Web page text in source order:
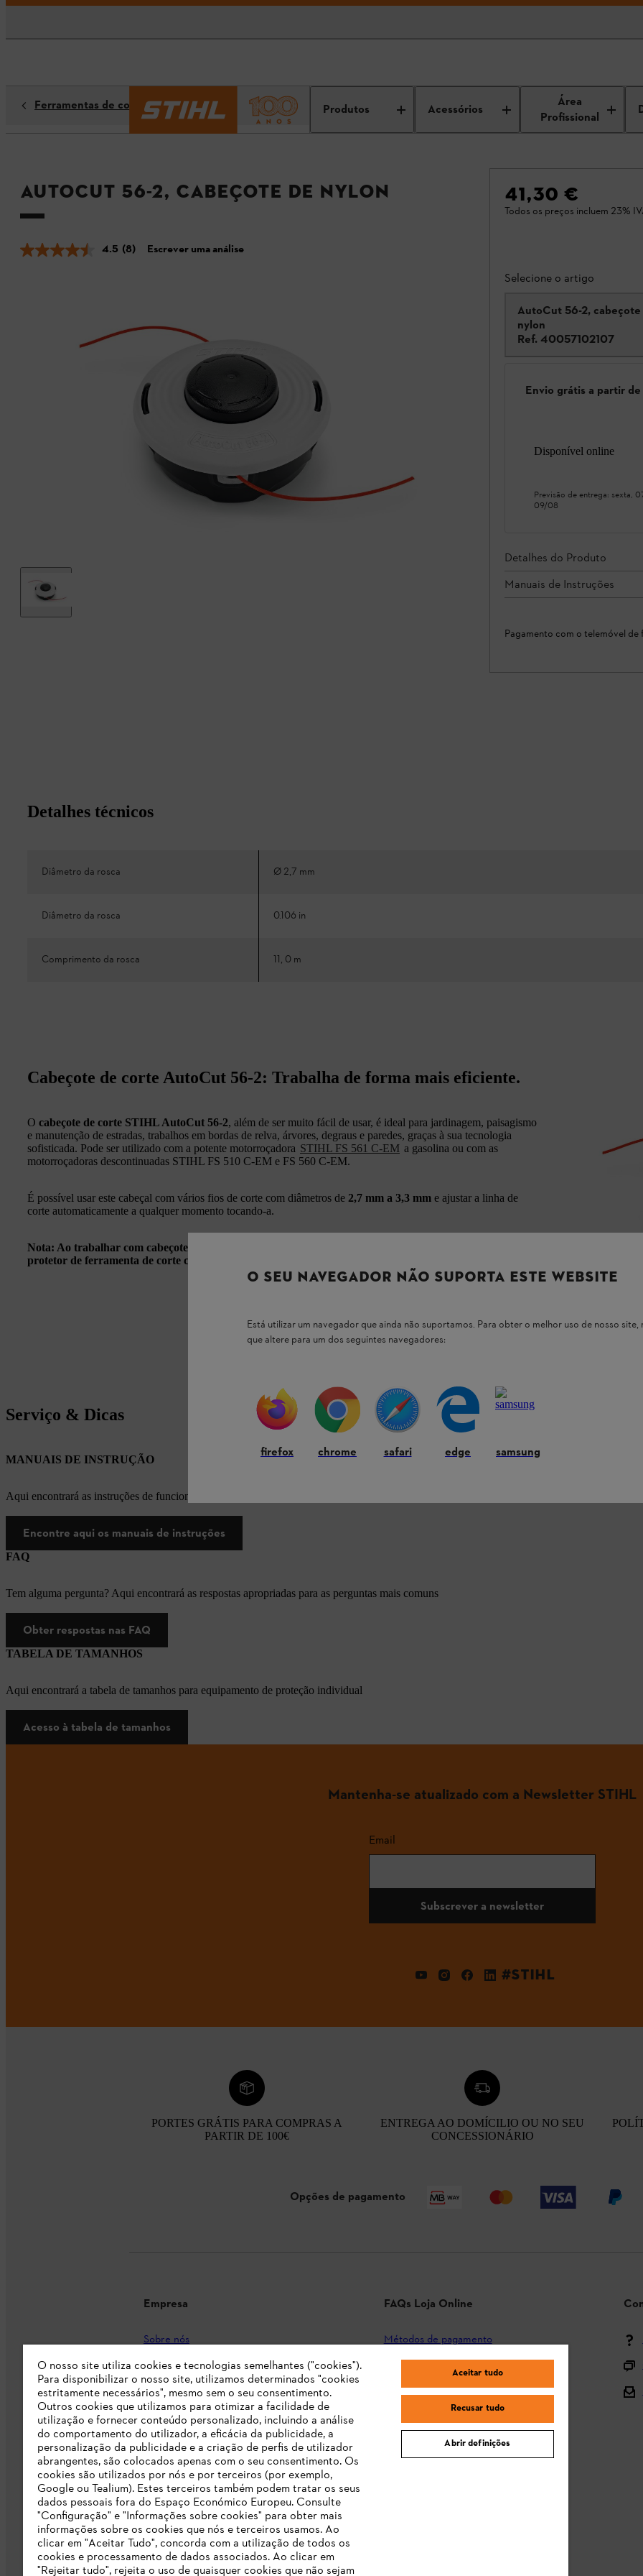
Produtos Acessórios
Área
Profissional
Ferramentas de corte
AutoCut 56-2, cabeçote de nylon
4.5 (8) Escrever uma análise
41,30 €
Todos os preços incluem 23%
Selecione o artigo
AutoCut 56-2, cabeçote
nylon
Ref. 40057102107
Envio grátis a partir
Disponível online
Previsão de entrega: sexta,
09/08
Detalhes do Produto
Manuais de Instruções
Pagamento com o telemóvel de
Detalhes técnicos
Diâmetro da rosca Ø 2,7 mm
Diâmetro da rosca 0.106 in
Comprimento da rosca 11, 0 m
Cabeçote de corte AutoCut 56-2: Trabalha de forma mais eficiente.
O cabeçote de corte STIHL AutoCut 56-2, além de ser muito fácil de usar, é ideal para jardinagem, paisagismo
e manutenção de estradas, trabalhos em bordas de relva, árvores, degraus e paredes, graças à sua tecnologia
sofisticada. Pode ser utilizado com a potente motorroçadora STIHL FS 561 C-EM a gasolina ou com as
motorroçadoras descontinuadas STIHL FS 510 C-EM e FS 560 C-EM.
É possível usar este cabeçal com vários fios de corte com diâmetros de 2,7 mm a 3,3 mm e ajustar a linha de
corte automaticamente a qualquer momento tocando-a.
Nota: Ao trabalhar com cabeçotes de corte STIHL, deves usar um protetor de corte especial ou um
protetor de ferramenta de corte compatível.
Serviço & Dicas
MANUAIS DE INSTRUÇÃO
Aqui encontrará as instruções de funcionamento apropriadas para os nossos produtos STIHL
Encontre aqui os manuais de instruções
FAQ
Tem alguma pergunta? Aqui encontrará as respostas apropriadas para as perguntas mais comuns
Obter respostas nas FAQ
TABELA DE TAMANHOS
Aqui encontrará a tabela de tamanhos para equipamento de proteção individual
Acesso à tabela de tamanhos
Mantenha-se atualizado com a Newsletter STIHL
Email
Subscrever a newsletter
#STIHL
PORTES GRÁTIS PARA COMPRAS A
PARTIR DE 100€
ENTREGA AO DOMÍCILIO OU NO SEU
CONCESSIONÁRIO
Opções de pagamento
Empresa
Sobre nós
Imprensa
Carreira
Responsabilidade
Linha Integridade STIHL
Informação para fornecedores
Livro de Reclamações
Declaração de acessibilidade
FAQs Loja Online
Métodos de pagamento
Envio e entrega
Devolução
STIHL Orange Deals
O SEU NAVEGADOR NÃO SUPORTA ESTE WEBSITE
Está utilizar um navegador que ainda não suportamos. Para obter o melhor uso de nosso site,
que altere para um dos seguintes navegadores:
firefox chrome safari edge samsung
O nosso site utiliza cookies e tecnologias semelhantes ("cookies").
Para disponibilizar o nosso site, utilizamos determinados "cookies
estritamente necessários", mesmo sem o seu consentimento.
Outros cookies que utilizamos para otimizar a facilidade de
utilização e fornecer conteúdo personalizado, incluindo a análise
do comportamento do utilizador, a eficácia da publicidade, a
personalização da publicidade e a criação de perfis de utilizador
abrangentes, são colocados apenas com o seu consentimento. Os
cookies são utilizados por nós e por terceiros (por exemplo,
Google ou Tealium). Estes terceiros também podem tratar os seus
dados pessoais fora do Espaço Económico Europeu. Consulte
"Configuração" e "Informações sobre cookies" para obter mais
informações sobre os cookies que nós e terceiros usamos. Ao
clicar em "Aceitar Tudo", concorda com a utilização de todos os
cookies e processamento de dados associados. Ao clicar em
"Rejeitar tudo", rejeita o uso de quaisquer cookies que não sejam
Aceitar tudo
Recusar tudo
Abrir definições